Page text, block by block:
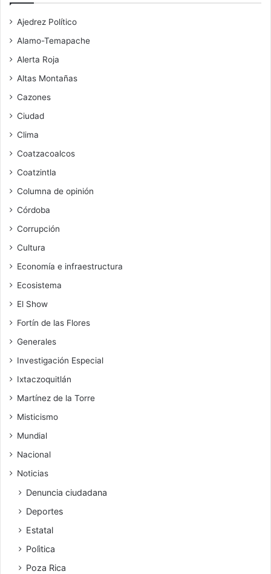
Ajedrez Político
Alamo-Temapache
Alerta Roja
Altas Montañas
Cazones
Ciudad
Clima
Coatzacoalcos
Coatzintla
Columna de opinión
Córdoba
Corrupción
Cultura
Economía e infraestructura
Ecosistema
El Show
Fortín de las Flores
Generales
Investigación Especial
Ixtaczoquitlán
Martínez de la Torre
Misticismo
Mundial
Nacional
Noticias
Denuncia ciudadana
Deportes
Estatal
Polìtica
Poza Rica